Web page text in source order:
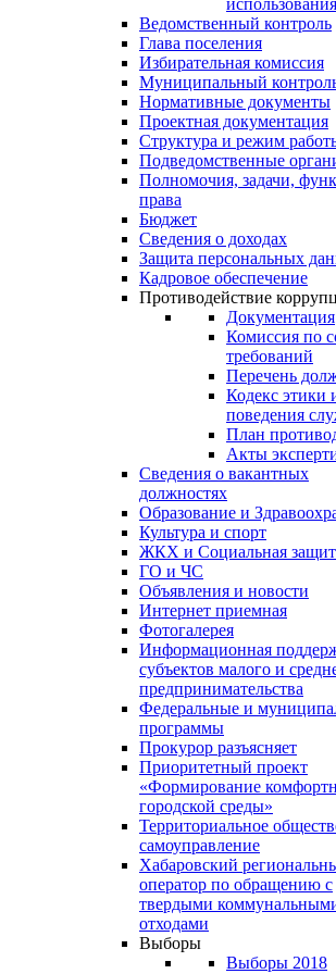
Ведомственный контроль
Глава поселения
Избирательная комиссия
Муниципальный
Нормативные документы
Проектная документация
Структура и режим
Подведомственные
Полномочия, задачи,
права
Бюджет
Сведения о доходах
Защита персональных
Кадровое обеспечение
Противодействие
Документация
Комиссия по
требований
Перечень
Кодекс этики
поведения
План
Акты
Сведения о вакантных
должностях
Образование и
Культура и спорт
ЖКХ и Социальная
ГО и ЧС
Объявления и новости
Интернет приемная
Фотогалерея
Информационная
субъектов малого и
предпринимательства
Федеральные и
программы
Прокурор разъясняет
Приоритетный проект
«Формирование
городской среды»
Территориальное
самоуправление
Хабаровский
оператор по обращению с
твердыми
отходами
Выборы
Выборы 2018